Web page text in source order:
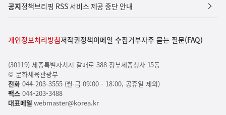
공지정책브리핑 RSS 서비스 제공 중단 안내
개인정보처리방침저작권정책이메일 수집거부자주 묻는 질문(FAQ)
(30119) 세종특별자치시 갈매로 388 정부세종청사 15동
© 문화체육관광부
전화044-203-3555 (월-금 09:00 - 18:00, 공휴일 제외)
팩스044-203-3488
대표메일 webmaster@korea.kr